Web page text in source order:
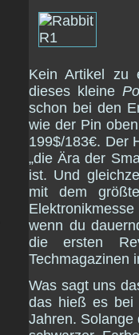
Kein Artikel zu
dieses kleine
schon bei den
wie der Pin
199$/183€. Der
„die Ära der
ist. Und
mit dem
wenn du
die ersten
Techmagazinen
Was sagt uns
das hieß es bei
Jahren. Solange